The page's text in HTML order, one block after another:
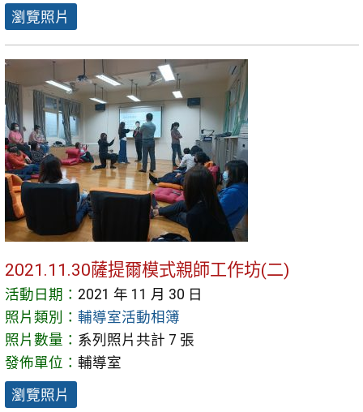
瀏覽照片
2021.11.30薩提爾模式親師工作坊(二)
活動日期： 2021 年 11 月 30 日
照片類別： 輔導室活動相簿
照片數量： 系列照片共計 7 張
發佈單位： 輔導室
瀏覽照片